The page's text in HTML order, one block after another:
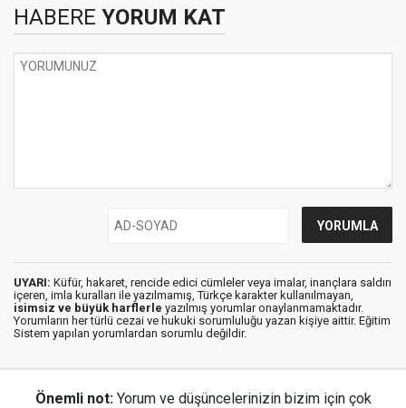
HABERE YORUM KAT
UYARI: Küfür, hakaret, rencide edici cümleler veya imalar, inançlara saldırı
içeren, imla kuralları ile yazılmamış, Türkçe karakter kullanılmayan,
isimsiz ve büyük harflerle yazılmış yorumlar onaylanmamaktadır.
Yorumların her türlü cezai ve hukuki sorumluluğu yazan kişiye aittir. Eğitim
Sistem yapılan yorumlardan sorumlu değildir.
Önemli not: Yorum ve düşüncelerinizin bizim için çok